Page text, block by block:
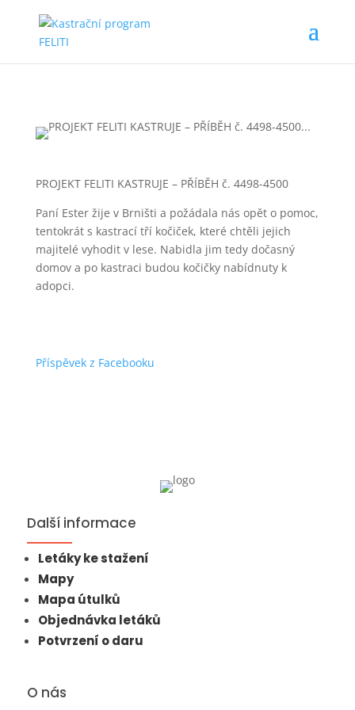
PROJEKT FELITI KASTRUJE – PŘÍBĚH č. 4498-4500
Paní Ester žije v Brništi a požádala nás opět o pomoc,
tentokrát s kastrací tří kočiček, které chtěli jejich
majitelé vyhodit v lese. Nabidla jim tedy dočasný
domov a po kastraci budou kočičky nabídnuty k
adopci.
Příspěvek z Facebooku
Další informace
Letáky ke stažení
Mapy
Mapa útulků
Objednávka letáků
Potvrzení o daru
O nás